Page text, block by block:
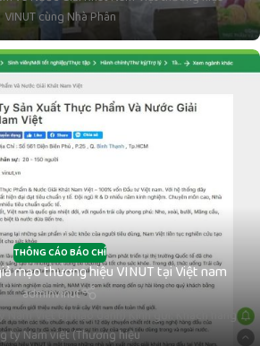
VINUT cùng Nhà Phân
THÔNG CÁO BÁO CHÍ
mạo thương hiệu VINUT tại Việt nam
adminvinut
Nam Việt bị mạo danh) Kính gửi: Khách hàng
ty Nam việt (Thương hiệu